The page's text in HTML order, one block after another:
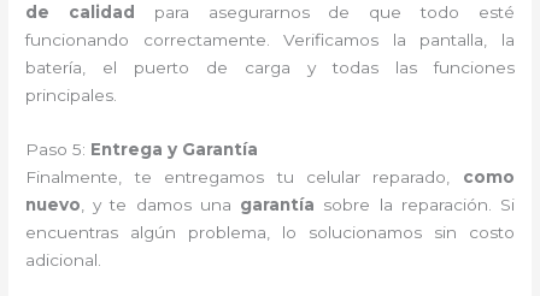
de calidad
para asegurarnos de que todo esté
funcionando correctamente. Verificamos la pantalla, la
batería, el puerto de carga y todas las funciones
principales.
Paso 5: Entrega y Garantía
Finalmente, te entregamos tu celular reparado, como
nuevo , y te damos una garantía sobre la reparación. Si
encuentras algún problema, lo solucionamos sin costo
adicional.